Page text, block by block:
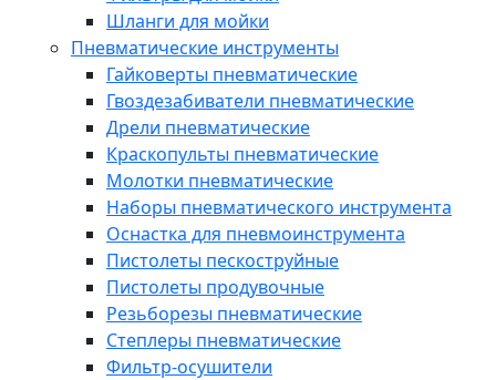
Шланги для мойки
Пневматические инструменты
Гайковерты пневматические
Гвоздезабиватели пневматические
Дрели пневматические
Краскопульты пневматические
Молотки пневматические
Наборы пневматического инструмента
Оснастка для пневмоинструмента
Пистолеты пескоструйные
Пистолеты продувочные
Резьборезы пневматические
Степлеры пневматические
Фильтр-осушители